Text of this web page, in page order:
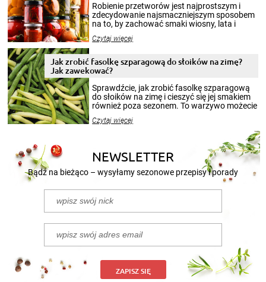
Robienie przetworów jest najprostszym i
zdecydowanie najsmaczniejszym sposobem
na to, by zachować smaki wiosny, lata i
krajobrazów, by cieszyć nimi oko w sezonie
pełni poczuć atmosferę cieplejszych
miesięcy. Przygotowanie słoików ze
smakowitą zawartością musi obejmować
patenty, które pozwolą zachować świeżość
przetworów.
Czytaj więcej
Jak zrobić fasolkę szparagową do słoików na zimę?
Jak zawekować?
Sprawdźcie, jak zrobić fasolkę szparagową
do słoików na zimę i cieszyć się jej smakiem
również poza sezonem. To warzywo możecie
nasze propozycje!
Czytaj więcej
NEWSLETTER
Bądź na bieżąco – wysyłamy sezonowe przepisy i porady
ZAPISZ SIĘ